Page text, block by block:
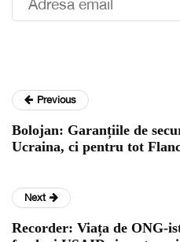
Previous
Bolojan: Garanțiile de
Ucraina, ci pentru tot
Next
Recorder: Viața de ONG-